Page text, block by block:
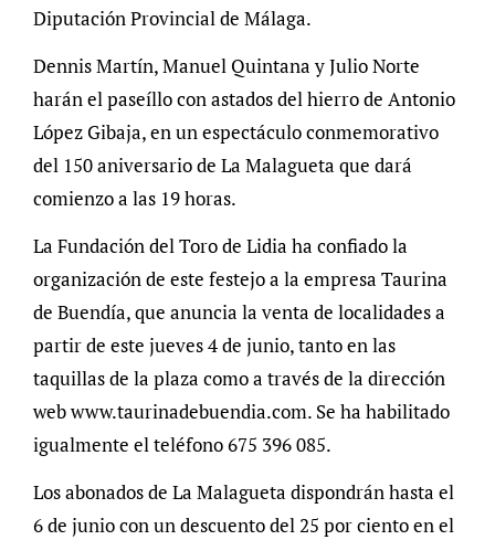
Diputación Provincial de Málaga.
Dennis Martín, Manuel Quintana y Julio Norte
harán el paseíllo con astados del hierro de Antonio
López Gibaja, en un espectáculo conmemorativo
del 150 aniversario de La Malagueta que dará
comienzo a las 19 horas.
La Fundación del Toro de Lidia ha confiado la
organización de este festejo a la empresa Taurina
de Buendía, que anuncia la venta de localidades a
partir de este jueves 4 de junio, tanto en las
taquillas de la plaza como a través de la dirección
web www.taurinadebuendia.com. Se ha habilitado
igualmente el teléfono 675 396 085.
Los abonados de La Malagueta dispondrán hasta el
6 de junio con un descuento del 25 por ciento en el